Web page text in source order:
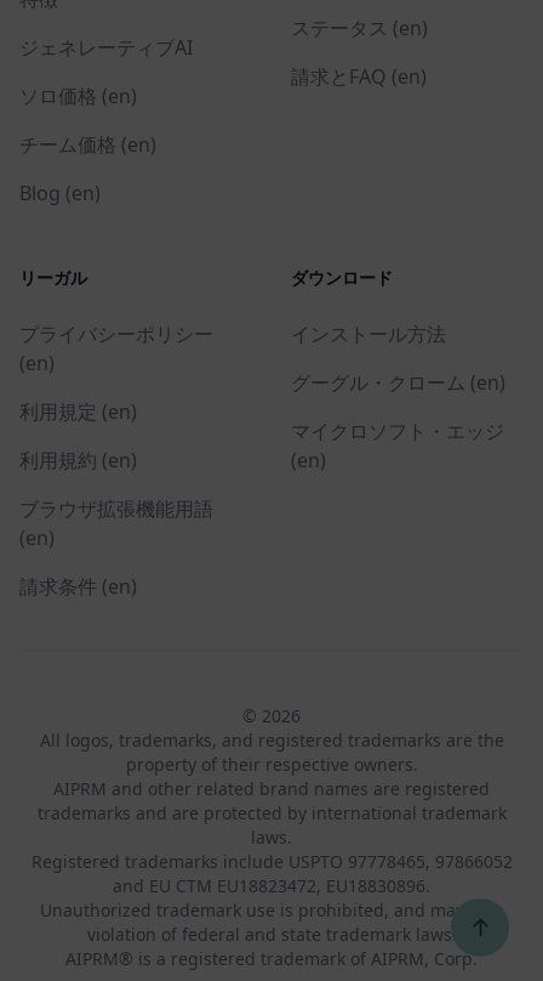
ジェネレーティブAI
ソロ価格 (en)
チーム価格 (en)
Blog (en)
ステータス (en)
請求とFAQ (en)
リーガル
プライバシーポリシー
(en)
利用規定 (en)
利用規約 (en)
ブラウザ拡張機能用語
(en)
請求条件 (en)
ダウンロード
インストール方法
グーグル・クローム (en)
マイクロソフト・エッジ
(en)
© 2026
All logos, trademarks, and registered trademarks are the
property of their respective owners.
AIPRM and other related brand names are registered
trademarks and are protected by international trademark
laws.
Registered trademarks include USPTO 97778465, 97866052
and EU CTM EU18823472, EU18830896.
Unauthorized trademark use is prohibited, and may be a
violation of federal and state trademark laws.
AIPRM® is a registered trademark of AIPRM, Corp.
↑